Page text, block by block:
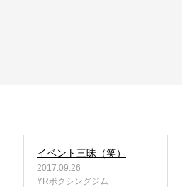
イベント三昧（笑）
2017.09.26
YRボクシングジム